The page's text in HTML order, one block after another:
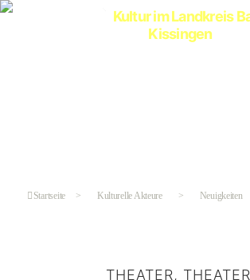
Startseite > Kulturelle Akteure > Neuigkeiten
THEATER, THEATER